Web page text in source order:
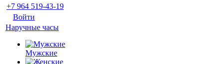
+7 964 519-43-19
Войти
Наручные часы
Мужские